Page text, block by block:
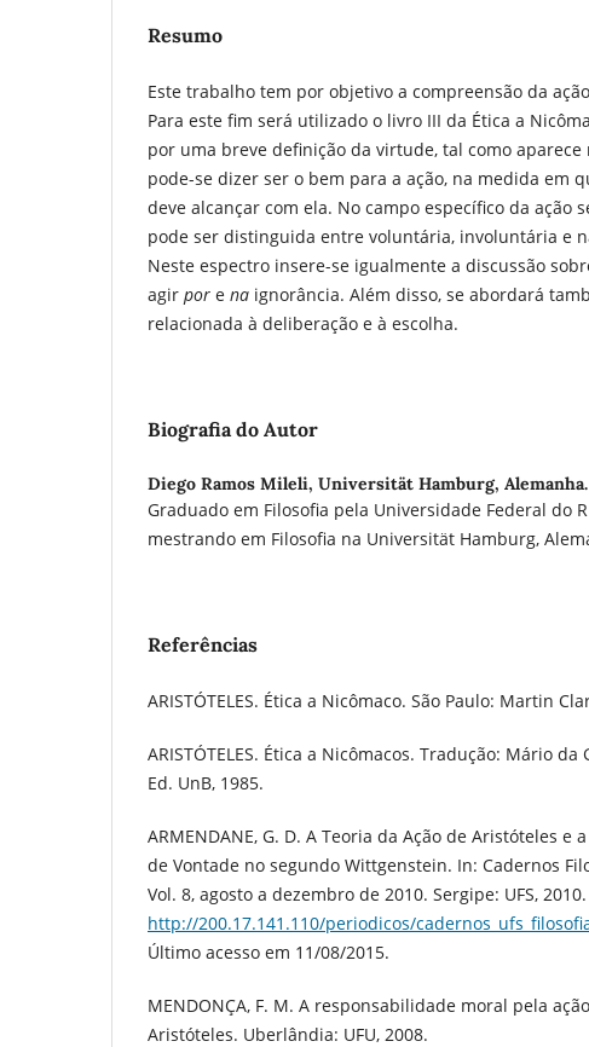
Resumo
Este trabalho tem por objetivo a compreensão da
Para este fim será utilizado o livro III da Ética a
por uma breve definição da virtude, tal como aparece
pode-se dizer ser o bem para a ação, na medida em
deve alcançar com ela. No campo específico da ação
pode ser distinguida entre voluntária, involuntária e
Neste espectro insere-se igualmente a discussão
agir por e na ignorância. Além disso, se abordará
relacionada à deliberação e à escolha.
Biografia do Autor
Diego Ramos Mileli, Universität Hamburg, Alemanha.
Graduado em Filosofia pela Universidade Federal do
mestrando em Filosofia na Universität Hamburg,
Referências
ARISTÓTELES. Ética a Nicômaco. São Paulo: Martin
ARISTÓTELES. Ética a Nicômacos. Tradução: Mário
Ed. UnB, 1985.
ARMENDANE, G. D. A Teoria da Ação de Aristóteles e
de Vontade no segundo Wittgenstein. In: Cadernos
Vol. 8, agosto a dezembro de 2010. Sergipe: UFS, 2010.
http://200.17.141.110/periodicos/
Último acesso em 11/08/2015.
MENDONÇA, F. M. A responsabilidade moral pela
Aristóteles. Uberlândia: UFU, 2008.